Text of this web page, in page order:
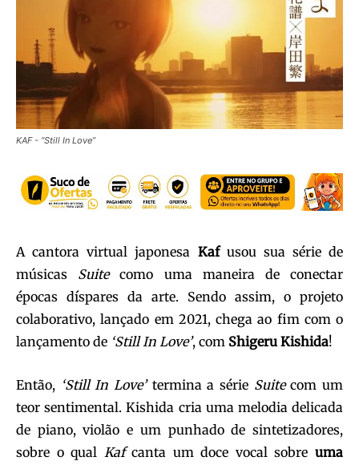
KAF - “Still In Love”
A cantora virtual japonesa Kafusou sua série de
músicas Suitecomo uma maneira de conectar
épocas díspares da arte. Sendo assim, o projeto
colaborativo, lançado em 2021, chega ao fim com o
lançamento de ‘Still In Love’, com Shigeru Kishida!
Então, ‘Still In Love’termina a série Suitecom um
teor sentimental.Kishida cria uma melodia delicada
de piano, violão e um punhado de sintetizadores,
sobre o qual Kaf canta um doce vocal sobreuma